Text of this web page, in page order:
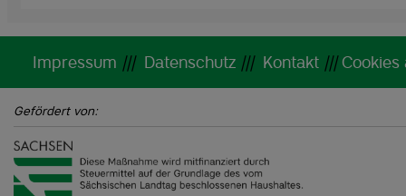
Impressum ||| Datenschutz||| Kontakt|||Cookies
Gefördert von: